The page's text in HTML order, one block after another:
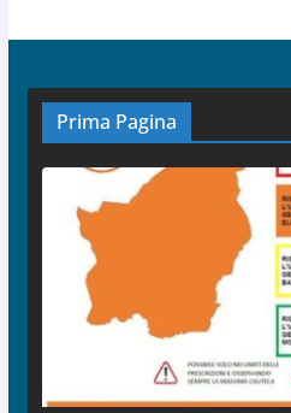
Prima Pagina